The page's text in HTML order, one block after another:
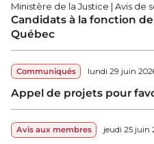
Ministère de la Justice | Avis de
Candidats à la fonction
Québec
Communiqués lundi 29 juin
Appel de projets pour
Avis aux membres jeudi 25 juin